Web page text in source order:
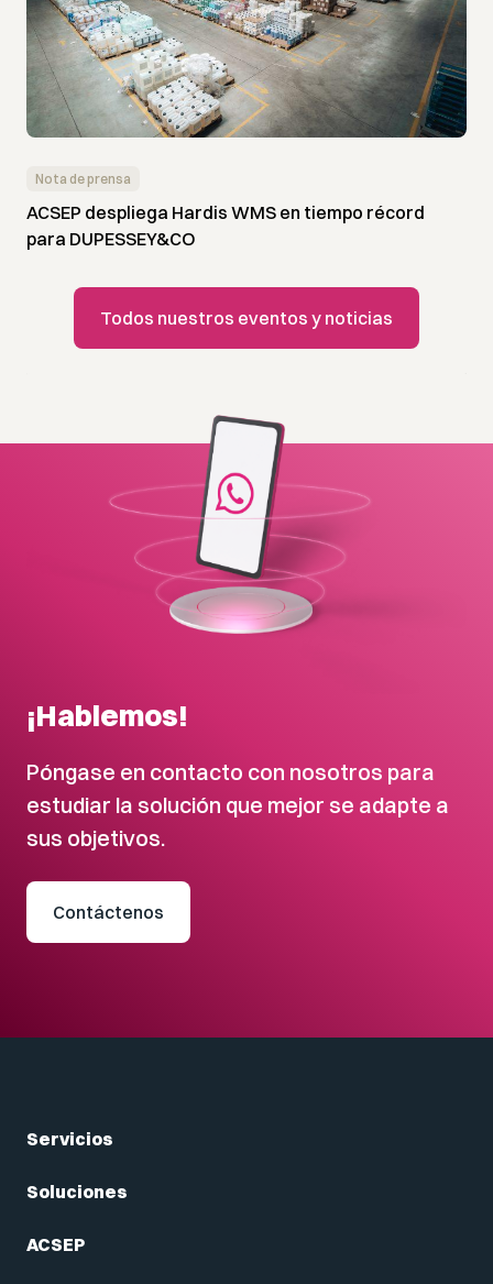
Nota de prensa
ACSEP despliega Hardis WMS en tiempo récord
para DUPESSEY&CO
Todos nuestros eventos y noticias
¡Hablemos!
Póngase en contacto con nosotros para
estudiar la solución que mejor se adapte a
sus objetivos.
Contáctenos
Servicios
Soluciones
ACSEP